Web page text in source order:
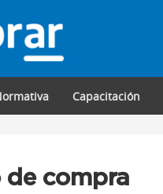
Capacitación
de compra